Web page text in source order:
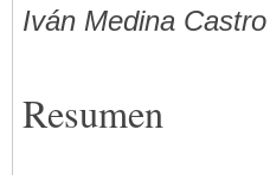
Iván Medina Castro
Resumen